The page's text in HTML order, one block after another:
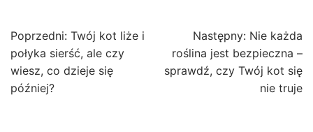
Nawigacja
wpisu
Poprzedni: Twój kot liże i
połyka sierść, ale czy
wiesz, co dzieje się
później?
Następny: Nie każda
roślina jest bezpieczna –
sprawdź, czy Twój kot się
nie truje